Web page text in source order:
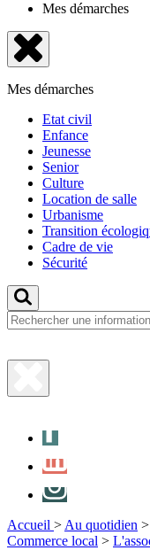
Mes démarches
Fermer
le
menu
Mes démarches
Etat civil
Enfance
Jeunesse
Senior
Culture
Location de salle
Urbanisme
Transition
Cadre de vie
Sécurité
Fermer
Accueil > Au quotidien >
Commerce local >